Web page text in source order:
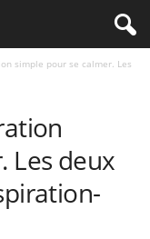
simple pour se calmer. Les
Les deux